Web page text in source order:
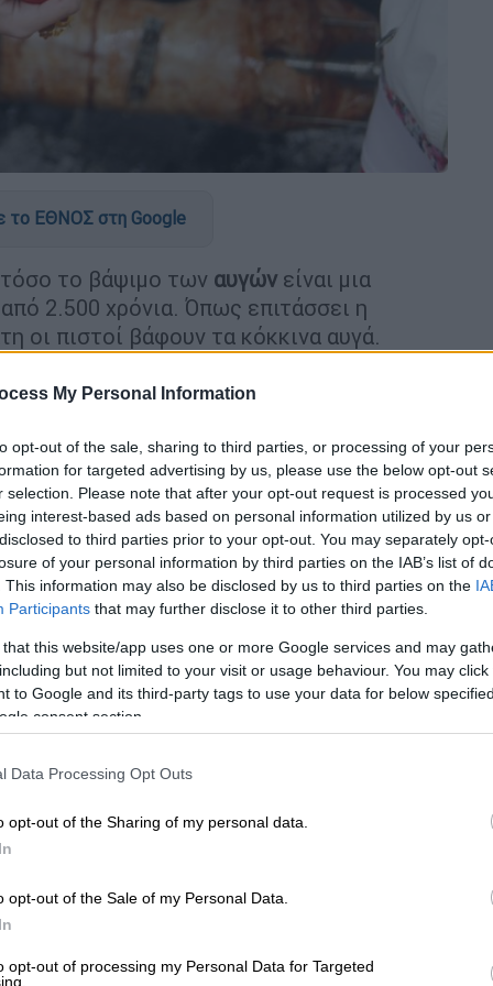
My Personal Information
opt-out of the sale, sharing to third parties, or processing of your
for targeted advertising by us, please use the below opt-out
selection. Please note that after your opt-out request is processed
interest-based ads based on personal information utilized by us
to third parties prior to your opt-out. You may separately
of your personal information by third parties on the IAB’s list of
This information may also be disclosed by us to third parties on the
Participants that may further disclose it to other third parties.
that this website/app uses one or more Google services and may
but not limited to your visit or usage behaviour. You may
to Google and its third-party tags to use your data for below
consent section.
Data Processing Opt Outs
opt-out of the Sharing of my personal data.
opt-out of the Sale of my Personal Data.
opt-out of processing my Personal Data for Targeted
το ΕΘΝΟΣ στη Google
το βάψιμο των αυγών είναι μια
2.500 χρόνια. Όπως επιτάσσει η
οι πιστοί βάφουν τα κόκκινα αυγά.
επινόηση αφού στην
στην αρχαία Περσία, ήδη από τον 6ο
ότι οι πιστοί του
θρησκείας) έβαφαν αυγά για να
η μέρα της πρωτοχρονιάς (Nowruz στη
στις 20 Μαρτίου.
αποτελεί παράδοση που σε περιοχές που
έθιμο φαίνεται ότι είναι
ότι ο πολιτισμός Κουκουτένι-
Ευρώπης, εκεί που σήμερα
αυγά με κερί και μπογιά ήδη από το
Ουκρανία τον 10ο αιώνα μ.Χ, η αρχαία
με την ορθοδοξια. Το 1290, ο
να βαφτούν 450 αυγά και να
ως δώρα στους γαλαζοαίματους
να συνεχίσει την παράδοση,